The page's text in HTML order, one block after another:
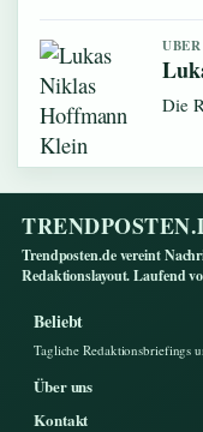
Die
Trendposten.de vereint
Redaktionslayout. Laufend
Beliebt
Tagliche Redaktionsbriefings
Über uns
Kontakt